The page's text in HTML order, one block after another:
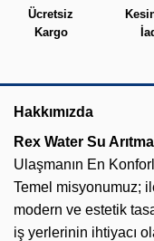
Ücretsiz
Kargo
Hakkımızda
Rex Water Su Arıtma
Ulaşmanın En
Temel misyonumuz;
modern ve estetik
iş yerlerinin ihtiyacı